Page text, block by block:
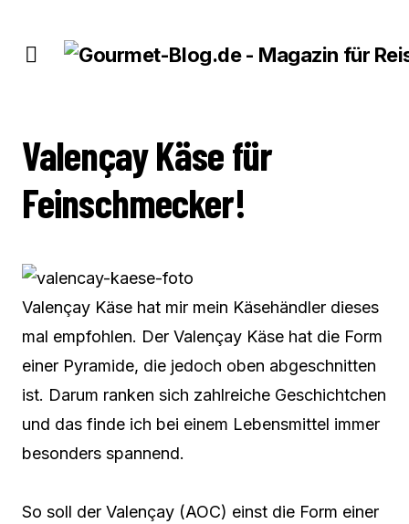
Valençay Käse für
Feinschmecker!
Valençay Käse hat mir mein Käsehändler dieses
mal empfohlen. Der Valençay Käse hat die Form
einer Pyramide, die jedoch oben abgeschnitten
ist. Darum ranken sich zahlreiche Geschichtchen
und das finde ich bei einem Lebensmittel immer
besonders spannend.
So soll der Valençay (AOC) einst die Form einer